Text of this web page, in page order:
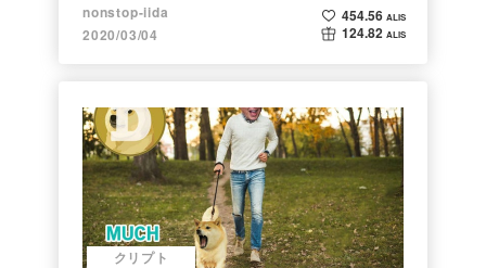
nonstop-iida
2020/03/04
454.56 ALIS
124.82 ALIS
クリプト